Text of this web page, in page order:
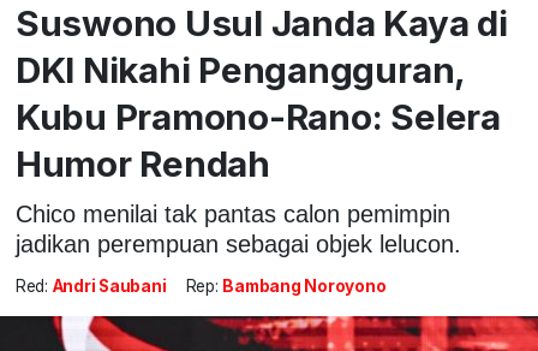
Suswono Usul Janda Kaya di
DKI Nikahi Pengangguran,
Kubu Pramono-Rano: Selera
Humor Rendah
Chico menilai tak pantas calon pemimpin
jadikan perempuan sebagai objek lelucon.
Red: Andri Saubani Rep: Bambang Noroyono